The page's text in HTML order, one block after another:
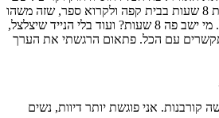
כלום לא קריטי. אפשר לשבת 8 שעות בבית קפה ולקרוא ספר, שזה משהו
שהוא חלום שיקרה בישראל. מי ישב פה 8 שעות? ועוד בלי הנייד שיצלצל,
עם הכל. פתאום הרגשתי את הערך
קורבנות. אני פוגשת יותר דיוות, נשים